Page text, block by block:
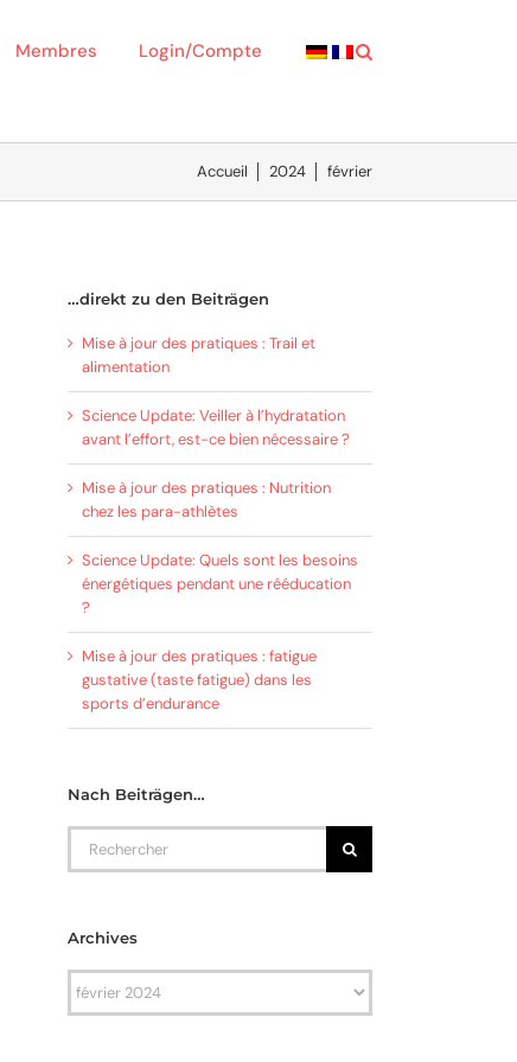
Membres Login/Compte
Accueil 2024 février
…direkt zu den Beiträgen
Mise à jour des pratiques : Trail et
alimentation
Science Update: Veiller à l’hydratation
avant l’effort, est-ce bien nécessaire ?
Mise à jour des pratiques : Nutrition
chez les para-athlètes
Science Update: Quels sont les besoins
énergétiques pendant une rééducation
?
Mise à jour des pratiques : fatigue
gustative (taste fatigue) dans les
sports d’endurance
Nach Beiträgen…
Rechercher
Archives
Archives